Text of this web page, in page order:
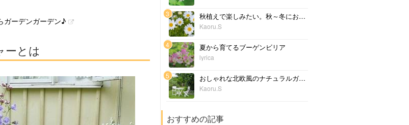
ガーデンガーデン♪
ーとは
3 秋植えで楽しみたい。秋～冬におすすめの花9選
Kaoru.S
4 夏から育てるブーゲンビリア
lyrica
5 おしゃれな北欧風のナチュラルガーデニング！おすすめ植物も紹介
Kaoru.S
おすすめの記事